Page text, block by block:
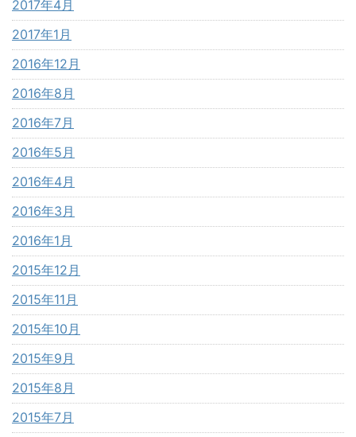
2017年4月
2017年1月
2016年12月
2016年8月
2016年7月
2016年5月
2016年4月
2016年3月
2016年1月
2015年12月
2015年11月
2015年10月
2015年9月
2015年8月
2015年7月